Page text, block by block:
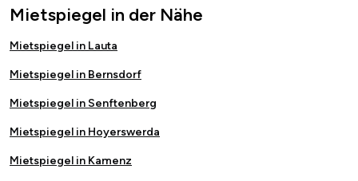
Mietspiegel in der Nähe
Mietspiegel in Lauta
Mietspiegel in Bernsdorf
Mietspiegel in Senftenberg
Mietspiegel in Hoyerswerda
Mietspiegel in Kamenz